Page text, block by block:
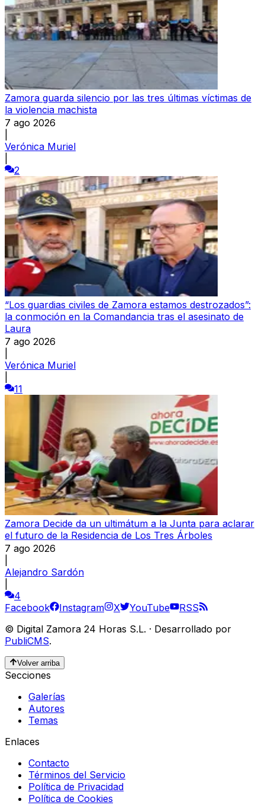
Zamora guarda silencio por las tres últimas víctimas de
la violencia machista
7 ago 2026
Verónica Muriel
2
“Los guardias civiles de Zamora estamos destrozados”:
la conmoción en la Comandancia tras el asesinato de
Laura
7 ago 2026
Verónica Muriel
11
Zamora Decide da un ultimátum a la Junta para aclarar
el futuro de la Residencia de Los Tres Árboles
7 ago 2026
Alejandro Sardón
4
Facebook
Instagram X YouTube
RSS
© Digital Zamora 24 Horas S.L. · Desarrollado por
PubliCMS.
Volver arriba
Secciones
Galerías
Autores
Temas
Enlaces
Contacto
Términos del Servicio
Política de Privacidad
Política de Cookies